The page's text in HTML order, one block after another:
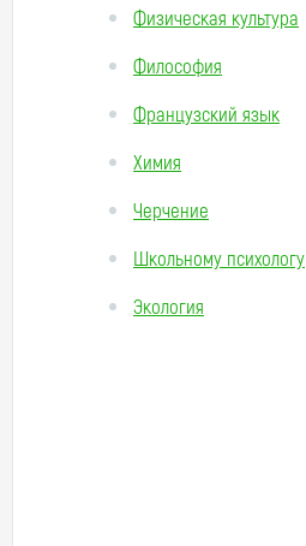
Физическая культура
Философия
Французский язык
Химия
Черчение
Школьному психологу
Экология